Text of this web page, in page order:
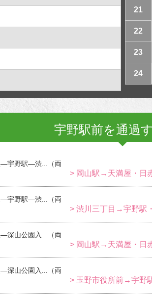
21
22
23
24
宇野駅前を通過
―宇野駅―渋...（両
> 岡山駅→天満屋・日
―宇野駅―渋...（両
> 渋川三丁目→宇野駅
深山公園入...（両
> 岡山駅→天満屋・日
深山公園入...（両
> 玉野市役所前→宇野